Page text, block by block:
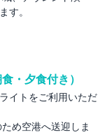
す。
・夕食付き）
イトをご利用いただ
め空港へ送迎しま